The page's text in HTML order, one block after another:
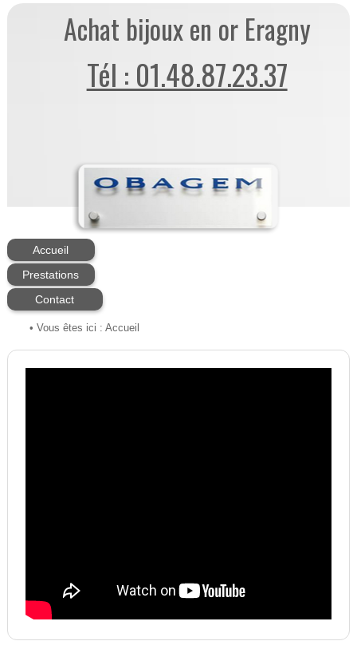
Achat bijoux en or Eragny
Tél : 01.48.87.23.37
Accueil
Prestations
Contact
• Vous êtes ici : Accueil